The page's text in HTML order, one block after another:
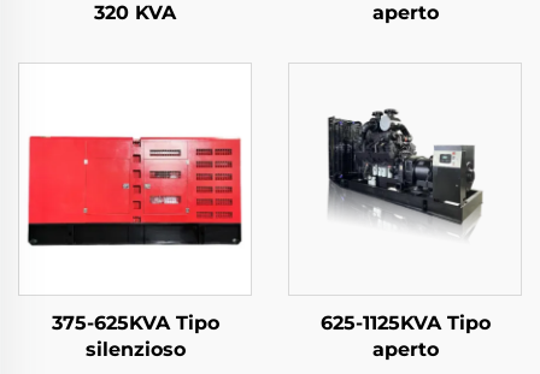
320 KVA
aperto
375-625KVA Tipo
silenzioso
625-1125KVA Tipo
aperto